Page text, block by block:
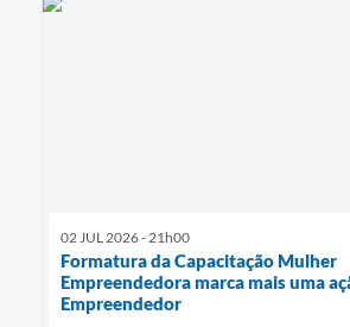
02 JUL 2026 - 21h00
Formatura da Capacitação Mulher
Empreendedora marca mais uma
Empreendedor